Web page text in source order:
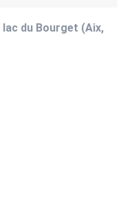
du Bourget (Aix,